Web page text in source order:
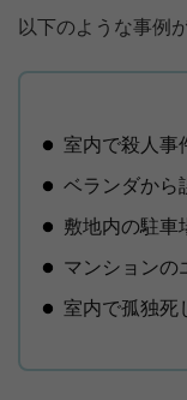
以下のような事例
室内で殺人事
ベランダから
敷地内の駐車
マンションの
室内で孤独死